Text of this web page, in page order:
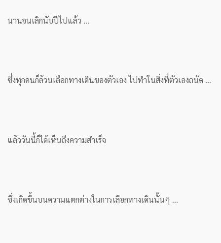
นานจนเลิกนับปีไปแล้ว …
ซึ่งทุกคนก็ล้วนเลือกทางเดินของตัวเอง ไปทำในสิ่งที่ตัวเองถนัด …
แล้ววันนี้ก็ได้เห็นถึงความสำเร็จ
ซึ่งเกิดขึ้นบนความแตกต่างในการเลือกทางเดินนั้นๆ …